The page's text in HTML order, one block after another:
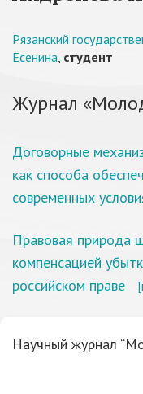
Рязанский
Есенина, студент
Журнал
Договорные
как способа
современных
Правовая природа
компенсацией
российском праве
Научный журнал